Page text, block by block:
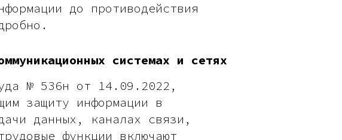
до противодействия
системах и сетях
№ 536н от 14.09.2022,
защиту информации в
данных, каналах связи,
функции включают